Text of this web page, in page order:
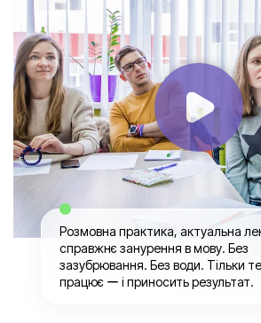
Розмовна практика, актуальна
справжнє занурення в мову. Без
зазубрювання. Без води. Тільки
працює ー і приносить результат.